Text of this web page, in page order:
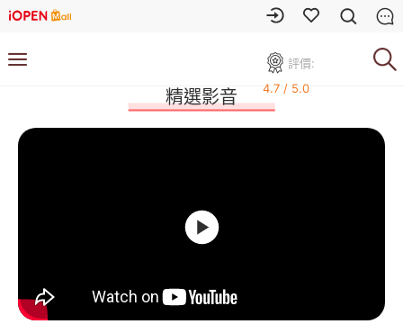
評價:
4.7 / 5.0
精選影音